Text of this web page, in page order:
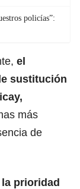
policías”:
el
sustitución
más
de
prioridad